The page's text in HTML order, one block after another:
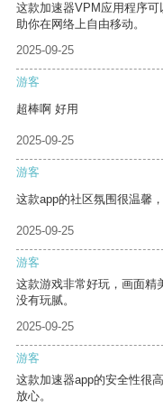
这款加速器VPM应用程序
助你在网络上自由移动。
2025-09-25
游客
超棒啊 好用
2025-09-25
游客
这款app的社区氛围很温馨
2025-09-25
游客
这款游戏非常好玩，画面精
没有玩腻。
2025-09-25
游客
这款加速器app的安全性很
放心。